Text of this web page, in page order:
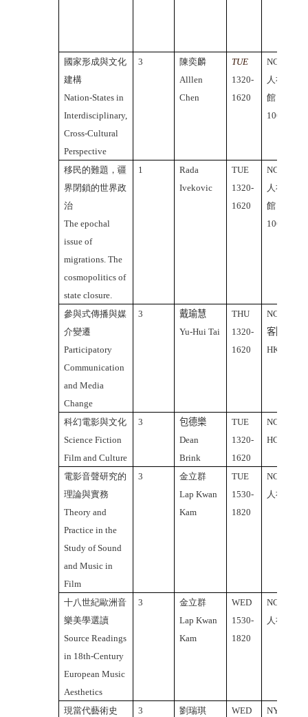
國家形成與文化
建構
Nation-States in
Interdisciplinary,
Cross-Cultural
Perspective
3
陳奕麟
Alllen
Chen
TUE
1320-
1620
NCTU
人社2
館
106A
移民的難題，疆
界閉鎖的世界政
治
The epochal
issue of
migrations. The
cosmopolitics of
state closure.
1
Rada
Ivekovic
TUE
1320-
1620
NCTU
人社2
館
106A
參與式傳播與媒
介變遷
Participatory
Communication
and Media
Change
3
戴瑜慧
Yu-Hui Tai
THU
1320-
1620
NCTU
客院
HK318,
科幻電影與文化
Science Fiction
Film and Culture
3
包德樂
Dean
Brink
TUE
1320-
1620
NCTU
HC401
電影音聲研究的
理論與實務
Theory and
Practice in the
Study of Sound
and Music in
Film
3
金立群
Lap Kwan
Kam
TUE
1530-
1820
NCTU
人社
十八世紀歐洲音
樂美學選讀
Source Readings
in 18th-Century
European Music
Aesthetics
3
金立群
Lap Kwan
Kam
WED
1530-
1820
NCTU
人社
現當代藝術史 3 劉瑞琪 WED NYMU